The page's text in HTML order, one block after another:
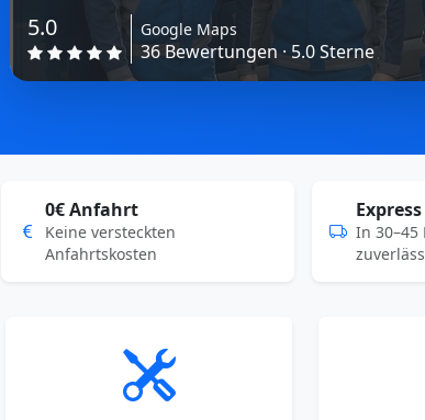
5.0 Google Maps
36 Bewertungen · 5.0 Sterne
0€ Anfahrt
Keine versteckten
Anfahrtskosten
In